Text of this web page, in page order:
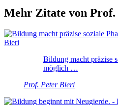
Mehr Zitate von
Bildung macht präzise
möglich …
Prof. Peter Bieri